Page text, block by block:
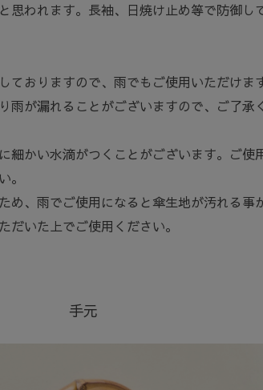
思われます。長袖、日焼け止め等で防御し
ておりますので、雨でもご使用いただけま
雨が漏れることがございますので、ご了承
細かい水滴がつくことがございます。ご使
。
め、雨でご使用になると傘生地が汚れる事
だいた上でご使用ください。
手元